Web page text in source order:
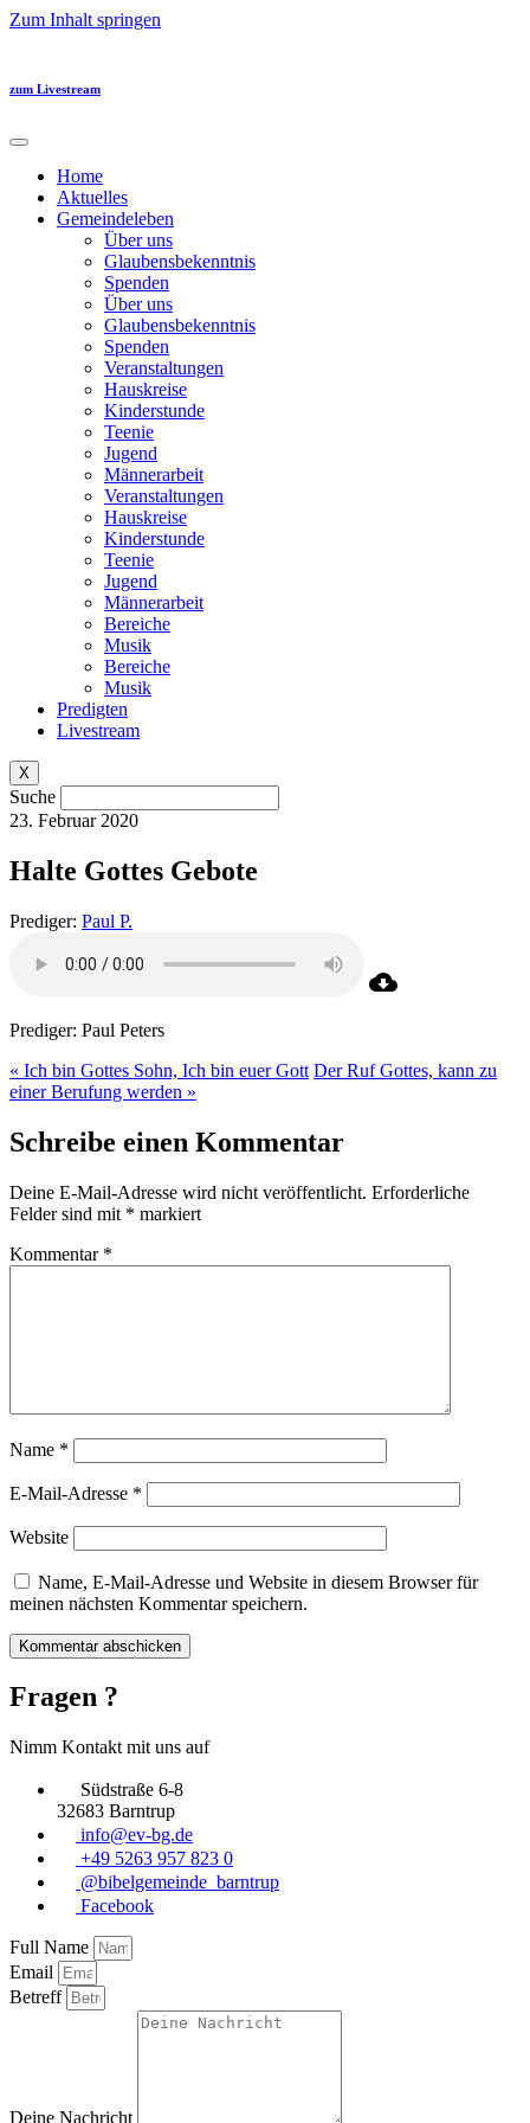
Zum Inhalt springen
zum Livestream
Home
Aktuelles
Gemeindeleben
Über uns
Glaubensbekenntnis
Spenden
Über uns
Glaubensbekenntnis
Spenden
Veranstaltungen
Hauskreise
Kinderstunde
Teenie
Jugend
Männerarbeit
Veranstaltungen
Hauskreise
Kinderstunde
Teenie
Jugend
Männerarbeit
Bereiche
Musik
Bereiche
Musik
Predigten
Livestream
X
Suche
23. Februar 2020
Halte Gottes Gebote
Prediger: Paul P.
Prediger: Paul Peters
« Ich bin Gottes Sohn, Ich bin euer Gott Der Ruf Gottes, kann zu
einer Berufung werden »
Schreibe einen Kommentar
Deine E-Mail-Adresse wird nicht veröffentlicht. Erforderliche
Felder sind mit * markiert
Kommentar *
Name *
E-Mail-Adresse *
Website
Name, E-Mail-Adresse und Website in diesem Browser für
meinen nächsten Kommentar speichern.
Fragen ?
Nimm Kontakt mit uns auf
Südstraße 6-8
32683 Barntrup
info@ev-bg.de
+49 5263 957 823 0
@bibelgemeinde_barntrup
Facebook
Full Name
Email
Betreff
Deine Nachricht